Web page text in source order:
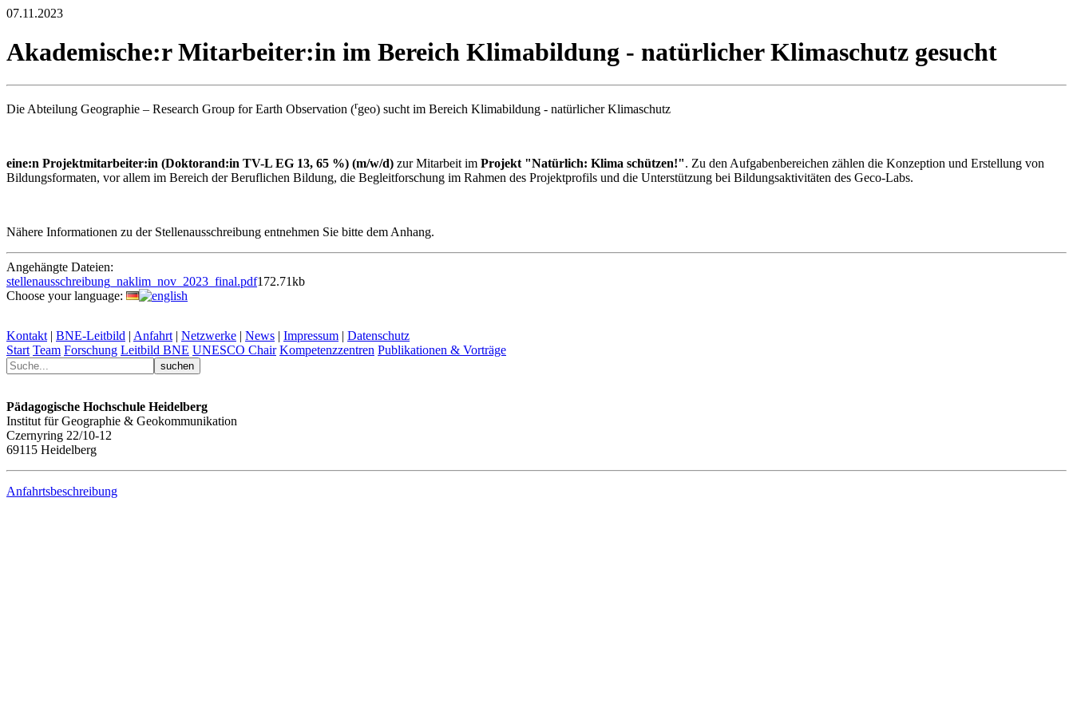
07.11.2023
Akademische:r Mitarbeiter:in im Bereich Klimabildung - natürlicher Klimaschutz gesucht
Die Abteilung Geographie – Research Group for Earth Observation (rgeo) sucht im Bereich Klimabildung - natürlicher Klimaschutz
eine:n Projektmitarbeiter:in (Doktorand:in TV-L EG 13, 65 %) (m/w/d) zur Mitarbeit im Projekt "Natürlich: Klima schützen!". Zu den Aufgabenbereichen zählen die Konzeption und Erstellung von
Bildungsformaten, vor allem im Bereich der Beruflichen Bildung, die Begleitforschung im Rahmen des Projektprofils und die Unterstützung bei Bildungsaktivitäten des Geco-Labs.
Nähere Informationen zu der Stellenausschreibung entnehmen Sie bitte dem Anhang.
Angehängte Dateien:
stellenausschreibung_naklim_nov_2023_final.pdf172.71kb
Choose your language:
Kontakt | BNE-Leitbild | Anfahrt | Netzwerke | News | Impressum | Datenschutz
Start Team Forschung Leitbild BNE UNESCO Chair Kompetenzzentren Publikationen & Vorträge
Pädagogische Hochschule Heidelberg
Institut für Geographie & Geokommunikation
Czernyring 22/10-12
69115 Heidelberg
Anfahrtsbeschreibung